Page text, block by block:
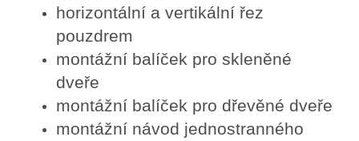
horizontální a vertikální řez
pouzdrem
montážní balíček pro skleněné
dveře
montážní balíček pro dřevěné dveře
montážní návod jednostranného